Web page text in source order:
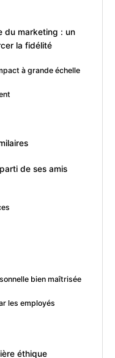
du marketing : un
la fidélité
à grande échelle
de ses amis
bien maîtrisée
les employés
éthique